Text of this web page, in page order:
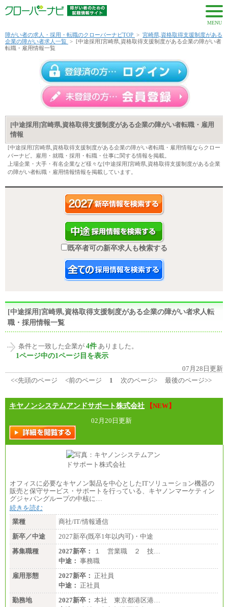
MENU
障がい者の求人・採用・転職のクローバーナビTOP > 宮崎県,資格取得支援制度がある
企業の障がい者求人一覧 > [中途採用]宮崎県,資格取得支援制度がある企業の障がい者
転職・雇用情報一覧
[中途採用]宮崎県,資格取得支援制度がある企業の障がい者転職・雇用
情報
[中途採用]宮崎県,資格取得支援制度がある企業の障がい者転職・雇用情報ならクロー
バーナビ。雇用・就職・採用・転職・仕事に関する情報を掲載。
上場企業・大手・有名企業など様々な[中途採用]宮崎県,資格取得支援制度がある企業
の障がい者転職・雇用情報情報を掲載しています。
既卒者可の新卒求人も検索する
[中途採用]宮崎県,資格取得支援制度がある企業の障がい者求人転
職・採用情報一覧
条件と一致した企業が 4件 ありました。
1ページ中の1ページ目を表示
07月28日更新
<<先頭のページ
<前のページ 1 次のページ> 最後のページ>>
キヤノンシステムアンドサポート株式会社
【NEW】
02月20日更新
オフィスに必要なキヤノン製品を中心としたITソリューション機器の
販売と保守サービス・サポートを行っている、キヤノンマーケティン
グジャパングループの中核に…
続きを読む
業種
商社/IT/情報通信
新卒／中途
2027新卒(既卒1年以内可)・中途
募集職種
2027新卒：
１ 営業職 ２ 技…
中途： 事務職
雇用形態
2027新卒： 正社員
中途： 正社員
勤務地
2027新卒： 本社 東京都港区港…